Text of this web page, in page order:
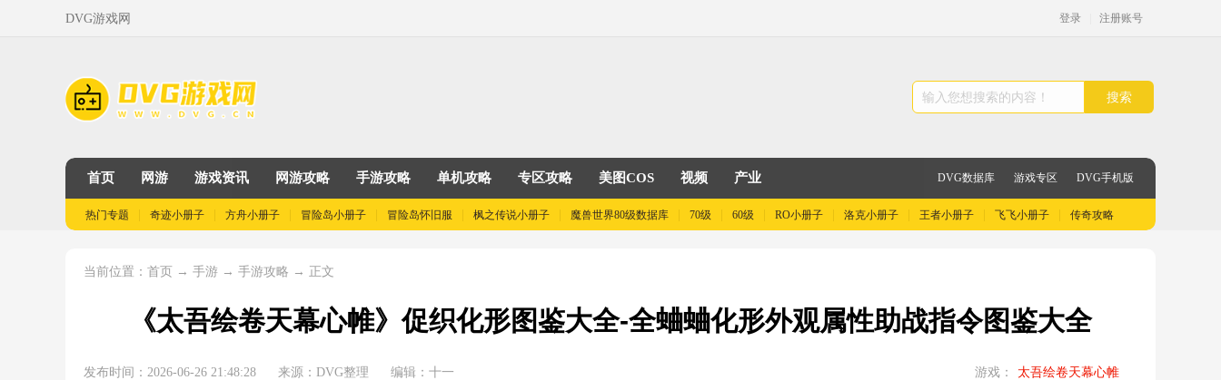
DVG游戏网 登录 注册账号
搜索
首页 网游 游戏资讯 网游攻略 手游攻略 单机攻略 专区攻略 美图COS 视频 产业 DVG数据库 游戏专区 DVG手机版
热门专题 奇迹小册子 方舟小册子 冒险岛小册子 冒险岛怀旧服 枫之传说小册子 魔兽世界80级数据库 70级 60级 RO小册子 洛克小册子 王者小册子 飞飞小册子 传奇攻略
当前位置： 首页 → 手游 → 手游攻略 → 正文
《太吾绘卷天幕心帷》促织化形图鉴大全-全蛐蛐化形外观属性助战指令图鉴大全
发布时间：2026-06-26 21:48:28 来源：DVG整理 编辑：十一 游戏： 太吾绘卷天幕心帷